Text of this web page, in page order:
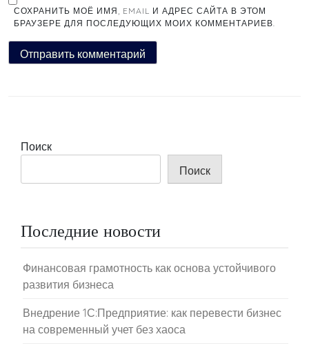
СОХРАНИТЬ МОЁ ИМЯ, EMAIL И АДРЕС САЙТА В ЭТОМ
БРАУЗЕРЕ ДЛЯ ПОСЛЕДУЮЩИХ МОИХ КОММЕНТАРИЕВ.
Поиск
Поиск
Последние новости
Финансовая грамотность как основа устойчивого
развития бизнеса
Внедрение 1С:Предприятие: как перевести бизнес
на современный учет без хаоса